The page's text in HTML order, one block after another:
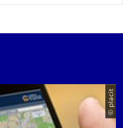
© placit